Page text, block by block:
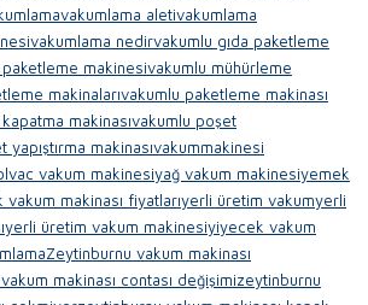
vakumlama aletivakumlama
vakumlama nedirvakumlu gıda paketleme
paketleme makinesivakumlu mühürleme
makinalarıvakumlu paketleme makinası
makinasıvakumlu poşet
makinasıvakummakinesi
vakum makinesiyağ vakum makinesiyemek
vakum makinası fiyatlarıyerli üretim vakumyerli
yerli üretim vakum makinesiyiyecek vakum
Zeytinburnu vakum makinası
makinası contası değişimizeytinburnu